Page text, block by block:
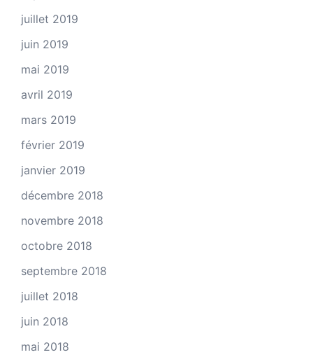
juillet 2019
juin 2019
mai 2019
avril 2019
mars 2019
février 2019
janvier 2019
décembre 2018
novembre 2018
octobre 2018
septembre 2018
juillet 2018
juin 2018
mai 2018